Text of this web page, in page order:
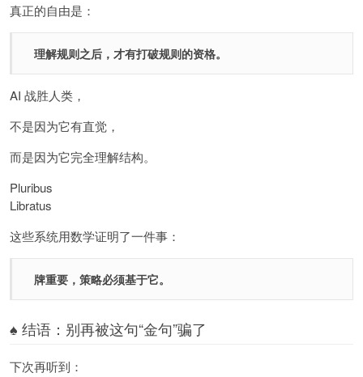
真正的自由是：
理解规则之后，才有打破规则的资格。
AI 战胜人类，
不是因为它有直觉，
而是因为它完全理解结构。
Pluribus
Libratus
这些系统用数学证明了一件事：
牌重要，策略必须基于它。
♠ 结语：别再被这句“金句”骗了
下次再听到：